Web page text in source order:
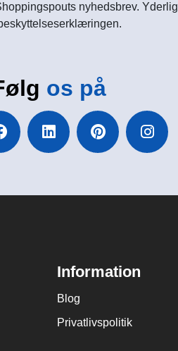
nyhedsbrev.
os på
Information
Blog
Privatlivspolitik